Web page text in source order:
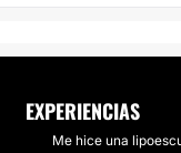
EXPERIENCIAS
Me hice una